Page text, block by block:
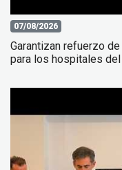
07/08/2026
Garantizan refuerzo
para los hospitales